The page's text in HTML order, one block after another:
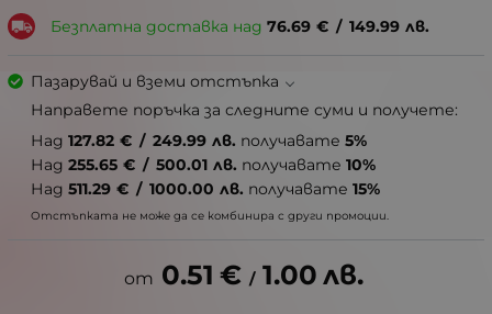
Безплатна доставка над 76.69 € / 149.99 лв.
Пазарувай и вземи отстъпка
Направете поръчка за следните суми и получете:
Над 127.82 € / 249.99 лв. получавате 5%
Над 255.65 € / 500.01 лв. получавате 10%
Над 511.29 € / 1000.00 лв. получавате 15%
Отстъпката не може да се комбинира с други промоции.
0.51 € / 1.00 лв.